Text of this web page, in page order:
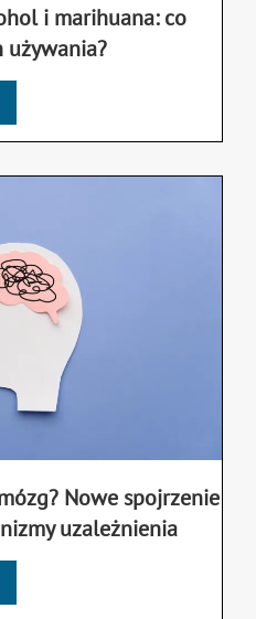
i marihuana: co
używania?
Nowe spojrzenie
uzależnienia